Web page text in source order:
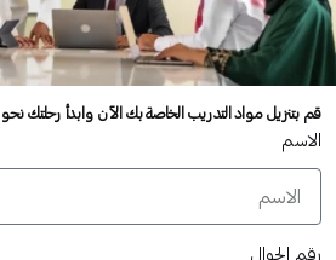
عدد غير محدود من المستخدمين
تدريب أكبر عدد تريده من المشاركين في
لا توجد رسوم تجديد سنوية
تدريب أكبر عدد تريده من المشاركين في
قم بتنزيل مواد التدريب الخاصة بك الآن وابدأ رحلتك نحو
الاسم
رقم الجوال